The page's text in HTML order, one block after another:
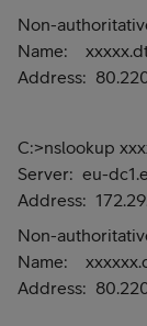
Non-
Name:
Address:
C:>nslookup
Server: eu-
Address:
Non-
Name:
Address: